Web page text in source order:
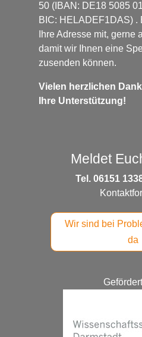
50 (IBAN: DE18 5085
BIC: HELADEF1DAS) .
Ihre Adresse mit, gerne
damit wir Ihnen eine
zusenden können.
Vielen herzlichen
Ihre Unterstützung!
Meldet
Tel. 06151
Wir sind bei
da